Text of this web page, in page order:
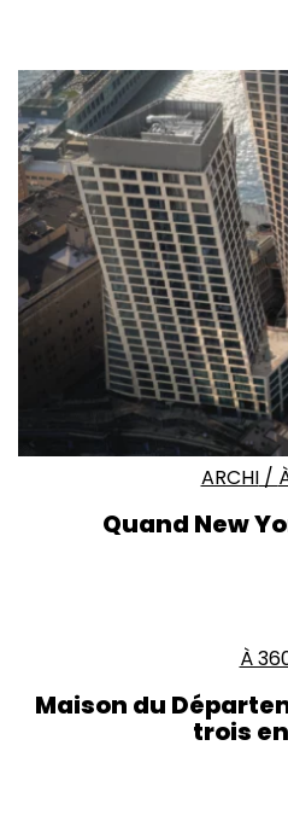
ARCHI/
Quand New
À
Maison du
trois